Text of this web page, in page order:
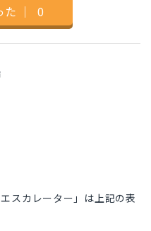
た ｜ 0
スカレーター」は上記の表